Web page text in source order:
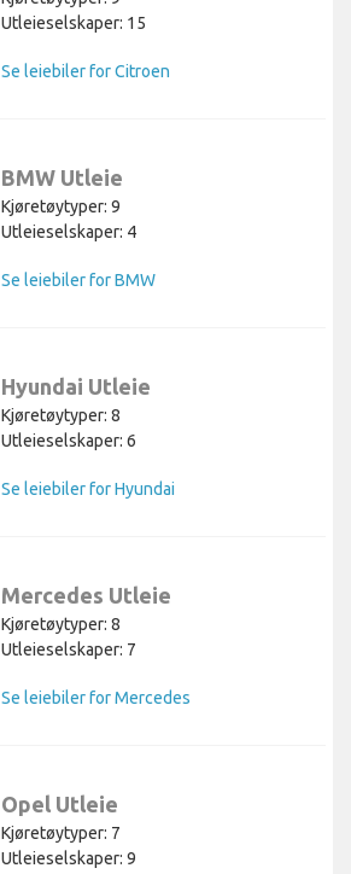
Utleieselskaper: 15
Se leiebiler for Citroen
BMW Utleie
Kjøretøytyper: 9
Utleieselskaper: 4
Se leiebiler for BMW
Hyundai Utleie
Kjøretøytyper: 8
Utleieselskaper: 6
Se leiebiler for Hyundai
Mercedes Utleie
Kjøretøytyper: 8
Utleieselskaper: 7
Se leiebiler for Mercedes
Opel Utleie
Kjøretøytyper: 7
Utleieselskaper: 9